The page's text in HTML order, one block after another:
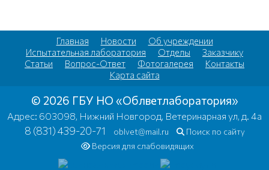
Главная Новости
Об учреждении
Испытательная лаборатория
Отделы
Заказчику
Статьи
Вопрос-Ответ Фотогалерея
Контакты
Карта сайта
© 2026 ГБУ НО «Облветлаборатория»
Адрес: 603098, Нижний Новгород, Ветеринарная ул, д. 4а
8 (831) 439-20-71 oblvet@mail.ru
Поиск по сайту
Версия для слабовидящих